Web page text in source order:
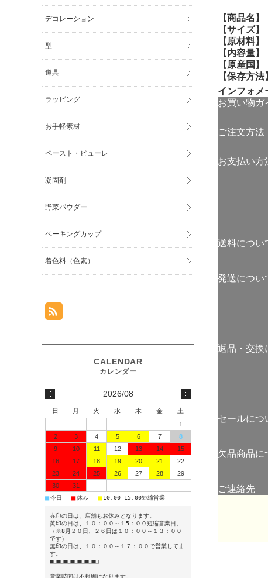
【商品名】
【サイズ】
【原材料】
【内容量】
【原産国】
【保存方法
インフォメ
お買い物ガ
ご注文方法
お支払い方
送料につい
発送につい
返品・交換
セールにつ
欠品商品に
ご連絡先
デコレーション
型
道具
ラッピング
お手軽素材
ペースト・ピューレ
凝固剤
野菜パウダー
ベーキングカップ
着色料（色素）
2026/08
日 月 火 水 木 金
土
1
2
3 4 5 6 7
8
9
10 11 12 13 14
15
16
17 18 19 20 21
22
23
24 25 26 27 28
29
30
31
■今日 ■休み ■ 10:00-15:00短縮営業
赤印の日は、店舗もお休みとなります。
黄印の日は、１０：００～１5：００短縮営業日。
（※8月２０日、２６日は１０：００～１３：００
です）
無印の日は、１０：００～１７：００で営業してま
す。
■□■□■□■□■□■□■□
営業時間は不規則になります。